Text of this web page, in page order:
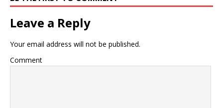
Leave a Reply
Your email address will not be published.
Comment